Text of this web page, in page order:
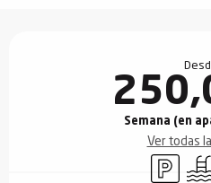
Semana (en
Ver todas